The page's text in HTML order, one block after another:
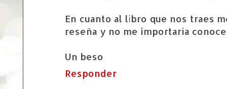
En cuanto al libro que nos traes
reseña y no me importaría
Un beso
Responder